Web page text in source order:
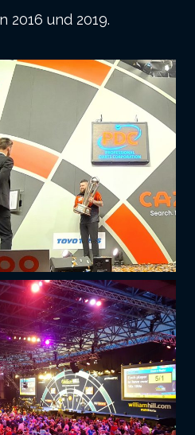
2016 und 2019.